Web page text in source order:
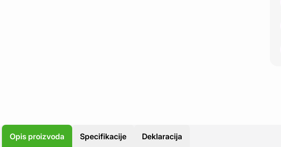
Opis proizvoda Specifikacije Deklaracija